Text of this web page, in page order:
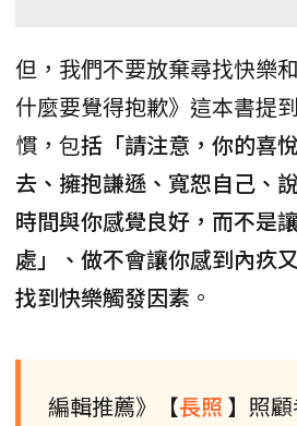
但，我們不要放棄尋找快樂
什麼要覺得抱歉》這本書提
慣，包括「請注意，你的喜
去、擁抱謙遜、寬恕自己、
時間與你感覺良好，而不是
處」、做不會讓你感到內疚
找到快樂觸發因素 。
編輯推薦》【長照 】照